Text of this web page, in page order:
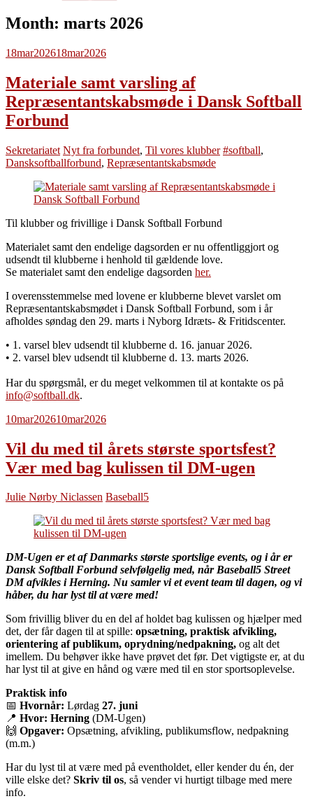
Month: marts 2026
18mar202618mar2026
Materiale samt varsling af
Repræsentantskabsmøde i Dansk Softball
Forbund
Sekretariatet Nyt fra forbundet, Til vores klubber #softball,
Dansksoftballforbund, Repræsentantskabsmøde
Til klubber og frivillige i Dansk Softball Forbund
Materialet samt den endelige dagsorden er nu offentliggjort og
udsendt til klubberne i henhold til gældende love.
Se materialet samt den endelige dagsorden her.
I overensstemmelse med lovene er klubberne blevet varslet om
Repræsentantskabsmødet i Dansk Softball Forbund, som i år
afholdes søndag den 29. marts i Nyborg Idræts- & Fritidscenter.
• 1. varsel blev udsendt til klubberne d. 16. januar 2026.
• 2. varsel blev udsendt til klubberne d. 13. marts 2026.
Har du spørgsmål, er du meget velkommen til at kontakte os på
info@softball.dk.
10mar202610mar2026
Vil du med til årets største sportsfest?
Vær med bag kulissen til DM-ugen
Julie Nørby Niclassen Baseball5
DM-Ugen er et af Danmarks største sportslige events, og i år er
Dansk Softball Forbund selvfølgelig med, når Baseball5 Street
DM afvikles i Herning. Nu samler vi et event team til dagen, og vi
håber, du har lyst til at være med!
Som frivillig bliver du en del af holdet bag kulissen og hjælper med
det, der får dagen til at spille: opsætning, praktisk afvikling,
orientering af publikum, oprydning/nedpakning, og alt det
imellem. Du behøver ikke have prøvet det før. Det vigtigste er, at du
har lyst til at give en hånd og være med til en stor sportsoplevelse.
Praktisk info
📅 Hvornår: Lørdag 27. juni
📍 Hvor: Herning (DM-Ugen)
🙌 Opgaver: Opsætning, afvikling, publikumsflow, nedpakning
(m.m.)
Har du lyst til at være med på eventholdet, eller kender du én, der
ville elske det? Skriv til os, så vender vi hurtigt tilbage med mere
info.